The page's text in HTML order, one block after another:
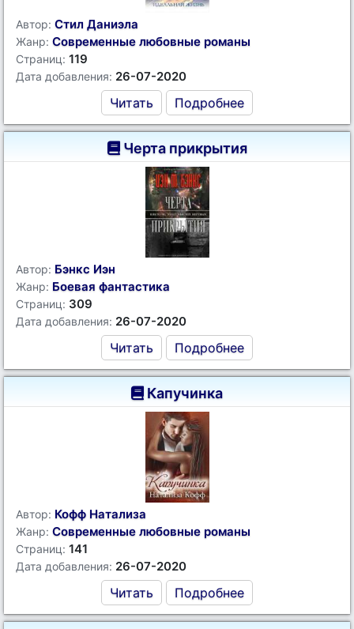
Автор: Стил Даниэла
Жанр: Современные любовные романы
Страниц: 119
Дата добавления: 26-07-2020
Читать Подробнее
Черта прикрытия
Автор: Бэнкс Иэн
Жанр: Боевая фантастика
Страниц: 309
Дата добавления: 26-07-2020
Читать Подробнее
Капучинка
Автор: Кофф Натализа
Жанр: Современные любовные романы
Страниц: 141
Дата добавления: 26-07-2020
Читать Подробнее